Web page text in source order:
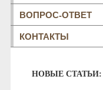
ВОПРОС-ОТВЕТ
КОНТАКТЫ
НОВЫЕ СТАТЬИ: